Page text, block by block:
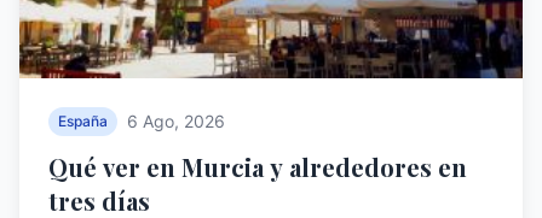
España 6 Ago, 2026
Qué ver en Murcia y alrededores en
tres días